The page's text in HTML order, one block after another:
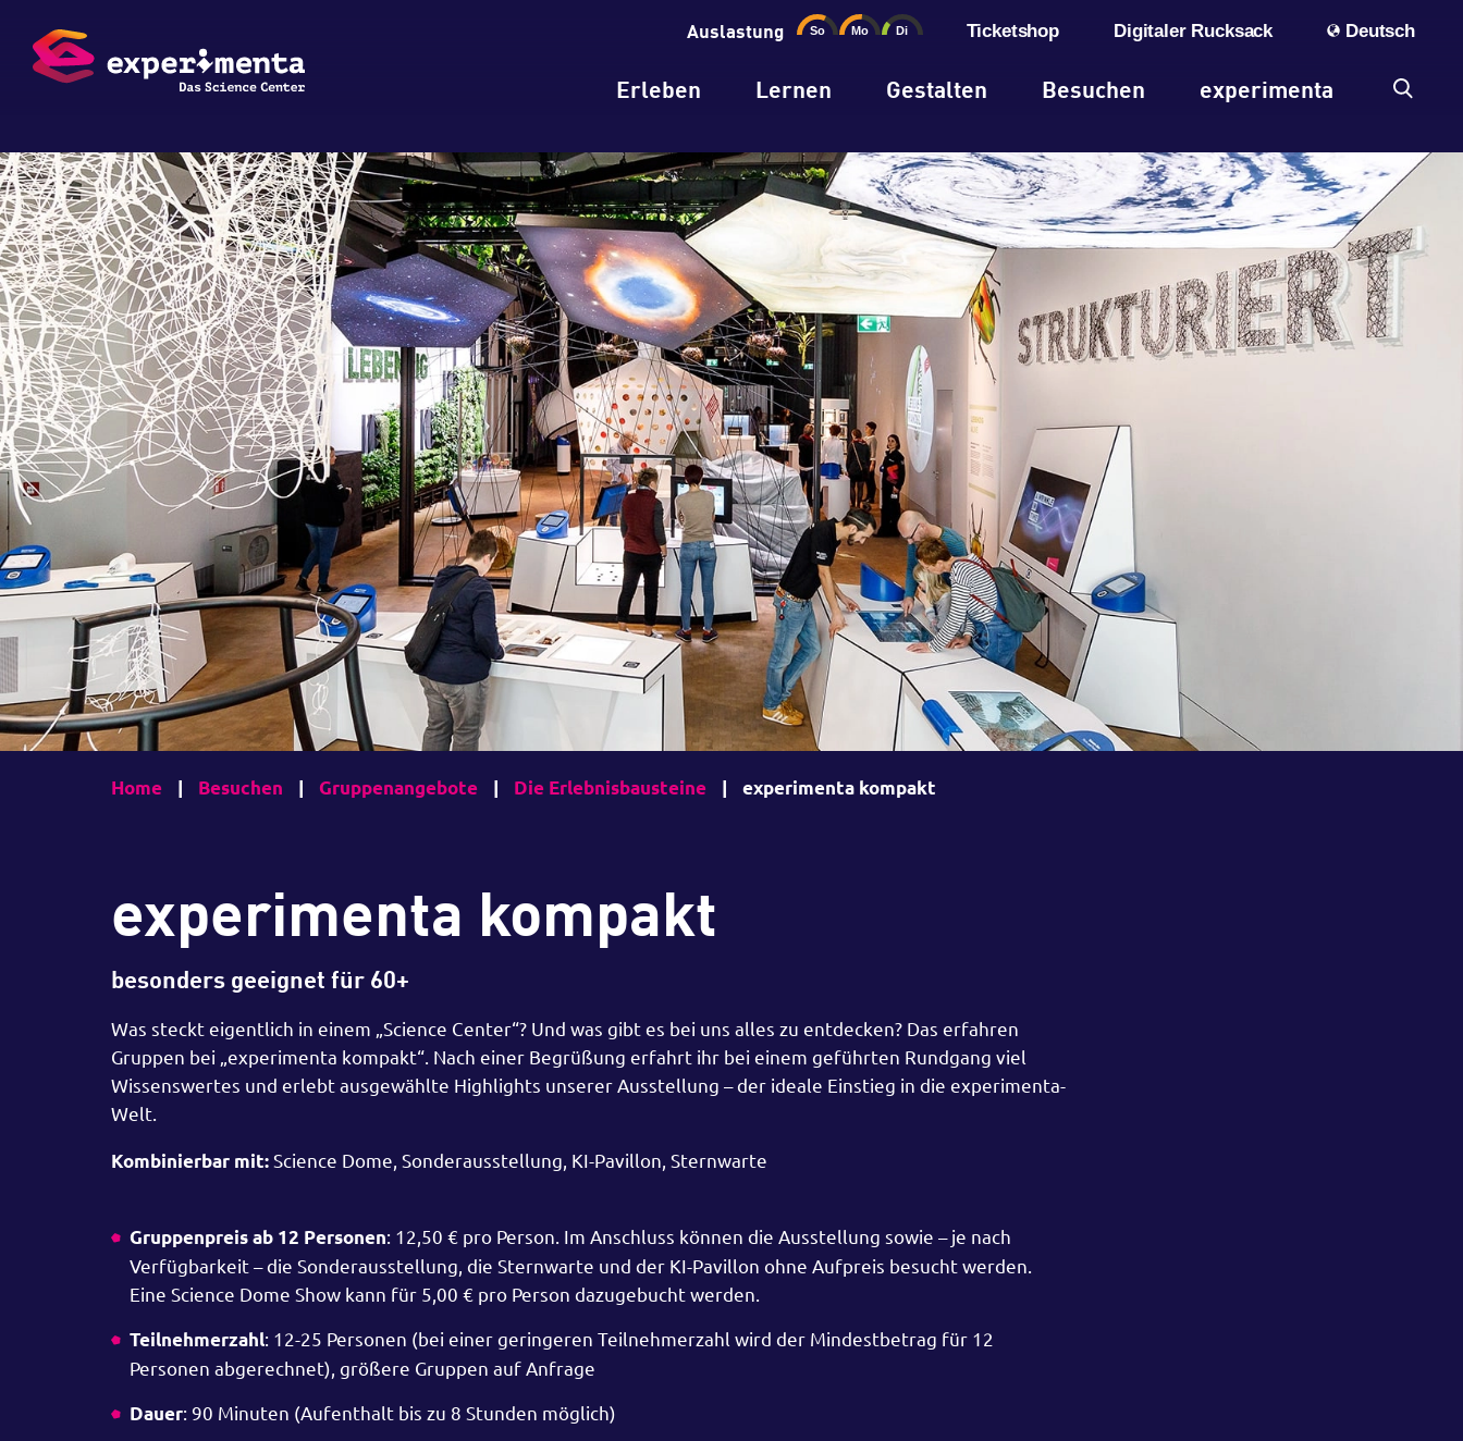
Auslastung Ticketshop Digitaler Rucksack Deutsch
Erleben Lernen Gestalten Besuchen experimenta
Home | Besuchen | Gruppenangebote | Die Erlebnisbausteine | experimenta kompakt
experimenta kompakt
besonders geeignet für 60+
Was steckt eigentlich in einem „Science Center“? Und was gibt es bei uns alles zu entdecken? Das erfahren
Gruppen bei „experimenta kompakt“. Nach einer Begrüßung erfahrt ihr bei einem geführten Rundgang viel
Wissenswertes und erlebt ausgewählte Highlights unserer Ausstellung – der ideale Einstieg in die experimenta-
Welt.
Kombinierbar mit:Science Dome, Sonderausstellung, KI-Pavillon, Sternwarte
Gruppenpreis ab 12 Personen: 12,50 € pro Person. Im Anschluss können die Ausstellung sowie – je nach
Verfügbarkeit – die Sonderausstellung, die Sternwarte und der KI-Pavillon ohne Aufpreis besucht werden.
Eine Science Dome Show kann für 5,00 € pro Person dazugebucht werden.
Teilnehmerzahl: 12-25 Personen (bei einer geringeren Teilnehmerzahl wird der Mindestbetrag für 12
Personen abgerechnet), größere Gruppen auf Anfrage
Dauer: 90 Minuten (Aufenthalt bis zu 8 Stunden möglich)